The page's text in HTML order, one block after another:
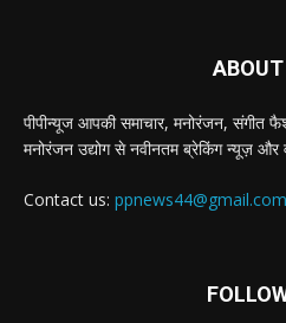
पीपीन्यूज आपकी समाचार, मनोरंजन, संगीत
मनोरंजन उद्योग से नवीनतम ब्रेकिंग न्यूज़ और
Contact us: ppnews44@gmail.com